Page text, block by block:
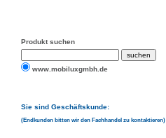
Produkt suchen
www.mobiluxgmbh.de
Sie sind Geschäftskunde:
(Endkunden bitten wir den Fachhandel zu kontaktieren)